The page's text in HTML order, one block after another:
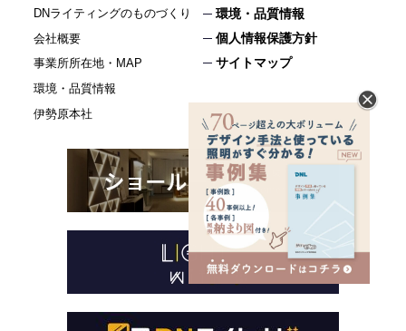
DNライティングのものづくり
会社概要
事業所所在地・MAP
環境・品質情報
伊勢原本社
環境・品質情報
個人情報保護方針
サイトマップ